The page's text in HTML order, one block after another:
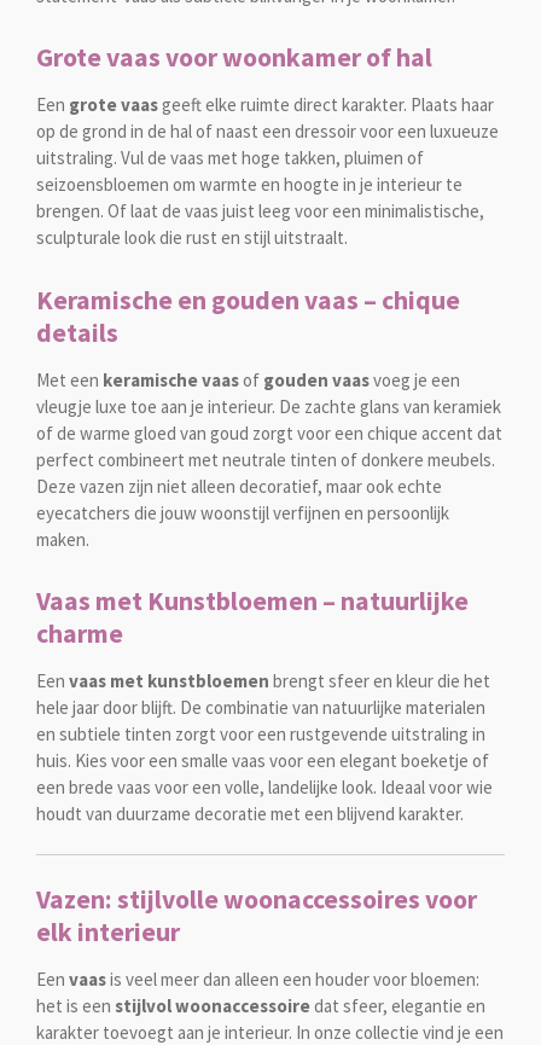
Grote vaas voor woonkamer of hal
Een grote vaasgeeft elke ruimte direct karakter. Plaats haar
op de grond in de hal of naast een dressoir voor een luxueuze
uitstraling. Vul de vaas met hoge takken, pluimen of
seizoensbloemen om warmte en hoogte in je interieur te
brengen. Of laat de vaas juist leeg voor een minimalistische,
sculpturale look die rust en stijl uitstraalt.
Keramische en gouden vaas – chique
details
Met een keramische vaasof gouden vaasvoeg je een
vleugje luxe toe aan je interieur. De zachte glans van keramiek
of de warme gloed van goud zorgt voor een chique accent dat
perfect combineert met neutrale tinten of donkere meubels.
Deze vazen zijn niet alleen decoratief, maar ook echte
eyecatchers die jouw woonstijl verfijnen en persoonlijk
maken.
Vaas met Kunstbloemen – natuurlijke
charme
Een vaas met kunstbloemen brengt sfeer en kleur die het
hele jaar door blijft. De combinatie van natuurlijke materialen
en subtiele tinten zorgt voor een rustgevende uitstraling in
huis. Kies voor een smalle vaas voor een elegant boeketje of
een brede vaas voor een volle, landelijke look. Ideaal voor wie
houdt van duurzame decoratie met een blijvend karakter.
Vazen: stijlvolle woonaccessoires voor
elk interieur
Een vaasis veel meer dan alleen een houder voor bloemen:
het is een stijlvol woonaccessoiredat sfeer, elegantie en
karakter toevoegt aan je interieur. In onze collectie vind je een